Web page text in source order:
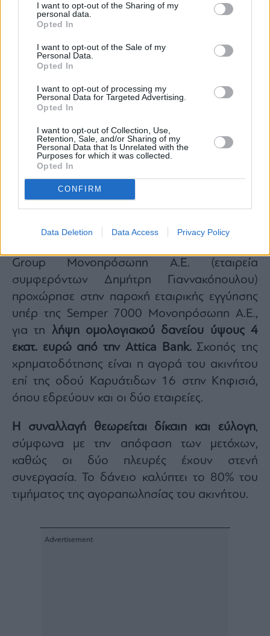
I want to opt-out of the Sharing of my
personal data.
Opted In
I want to opt-out of the Sale of my
Personal Data.
Opted In
I want to opt-out of processing my
Personal Data for Targeted Advertising.
Opted In
I want to opt-out of Collection, Use,
Retention, Sale, and/or Sharing of my
Personal Data that Is Unrelated with the
Purposes for which it was collected.
Opted In
CONFIRM
Data Deletion Data Access Privacy Policy
λιγότερο από έναν μήνα, ηPROUST 25 τέθηκε
σε λύση και εκκαθάριση
αυτής κίνησης δεν έχουν γίνει γνωστοί.
Πιθανολογείται ότι σχετίζονται με αλλαγές
στρατηγικής.
Η DPG Digital Media του
Δ.Γιαννακόπουλου εγγυάται για
δάνειο 4 εκατ. ευρώ υπέρ της
Semper 7000 – Το ακίνητο στην
Καρυάτιδων στο επίκεντρο
Σύμφωνα με απόφαση της Έκτακτης Γενικής
Συνέλευσης που καταχωρήθηκε στο ΓΕΜΗ
Group Μονοπρόσωπη Α.Ε. (εταιρεία
συμφερόντων Δημήτρη Γιαννακόπουλου)
προχώρησε στην παροχή εταιρικής εγγύησης
υπέρ της Semper 7000 Μονοπρόσωπη Α.Ε.,
για τη λήψη ομολογιακού δανείου ύψους 4
εκατ. ευρώ από την Attica Bank.Σκοπός της
χρηματοδότησης είναι η αγορά του ακινήτου
επί της οδού Καρυάτιδων 16 στην Κηφισιά,
όπου εδρεύουν και οι δύο εταιρείες.
Η συναλλαγή θεωρείται δίκαιη και εύλογη,
σύμφωνα με την απόφαση των μετόχων,
καθώς οι δύο πλευρές έχουν στενή
συνεργασία. Το δάνειο καλύπτει το 80% του
τιμήματος της αγοραπωλησίας του ακινήτου.